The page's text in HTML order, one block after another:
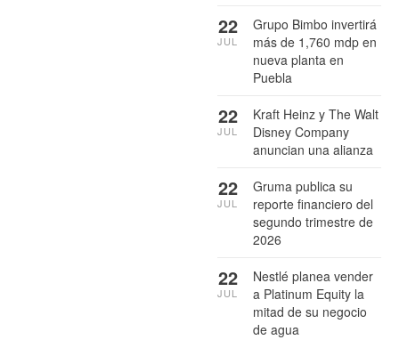
Grupo Bimbo invertirá
más de 1,760 mdp en
nueva planta en
Puebla
22
JUL
Kraft Heinz y The Walt
Disney Company
anuncian una alianza
22
JUL
Gruma publica su
reporte financiero del
segundo trimestre de
2026
22
JUL
Nestlé planea vender
a Platinum Equity la
mitad de su negocio
de agua
22
JUL